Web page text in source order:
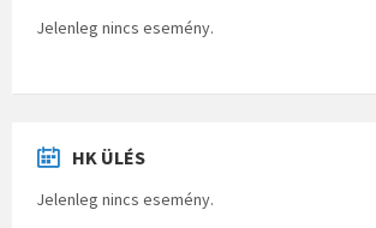
Jelenleg nincs esemény.
HK ÜLÉS
Jelenleg nincs esemény.